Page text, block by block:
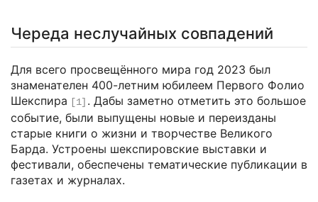
Череда неслучайных совпадений
Для всего просвещённого мира год 2023 был
знаменателен 400-летним юбилеем Первого Фолио
Шекспира [1] . Дабы заметно отметить это большое
событие, были выпущены новые и переизданы
старые книги о жизни и творчестве Великого
Барда. Устроены шекспировские выставки и
фестивали, обеспечены тематические публикации в
газетах и журналах.